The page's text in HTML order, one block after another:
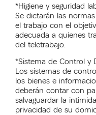
*Higiene y seguridad
Se dictarán las
el trabajo con el
adecuada a quienes
del teletrabajo.
*Sistema de Control y
Los sistemas de
los bienes e
deberán contar con
salvaguardar la
privacidad de su